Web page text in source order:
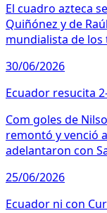
El cuadro azteca
Quiñónez y de
mundialista de
30/06/2026
Ecuador resucita
Com goles de
remontó y venció
adelantaron con
25/06/2026
Ecuador ni con